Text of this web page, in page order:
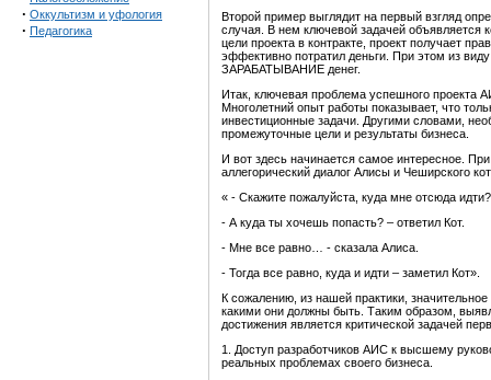
· Оккультизм и уфология
· Педагогика
Второй пример выглядит на первый взгляд
случая. В нем ключевой задачей объявляется
цели проекта в контракте, проект получает
эффективно потратил деньги. При этом из
ЗАРАБАТЫВАНИЕ денег.
Итак, ключевая проблема успешного проекта
Многолетний опыт работы показывает, что
инвестиционные задачи. Другими словами,
промежуточные цели и результаты бизнеса.
И вот здесь начинается самое интересное.
аллегорический диалог Алисы и Чеширского
« - Скажите пожалуйста, куда мне отсюда
- А куда ты хочешь попасть? – ответил Кот.
- Мне все равно… - сказала Алиса.
- Тогда все равно, куда и идти – заметил Кот».
К сожалению, из нашей практики,
какими они должны быть. Таким образом,
достижения является критической задачей
1. Доступ разработчиков АИС к высшему
реальных проблемах своего бизнеса.